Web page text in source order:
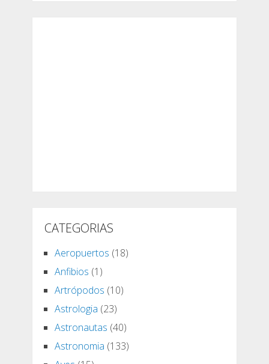
CATEGORIAS
Aeropuertos (18)
Anfibios (1)
Artrópodos (10)
Astrologia (23)
Astronautas (40)
Astronomia (133)